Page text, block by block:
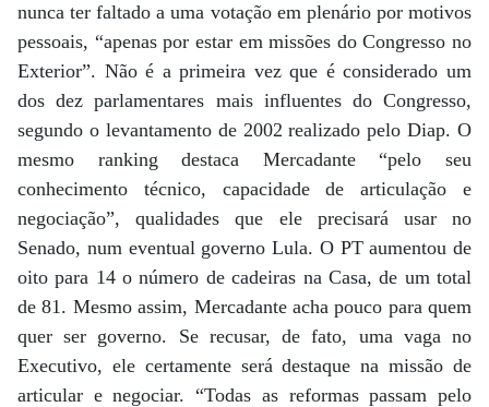
nunca ter faltado a uma votação em plenário por motivos
pessoais, “apenas por estar em missões do Congresso no
Exterior”. Não é a primeira vez que é considerado um
dos dez parlamentares mais influentes do Congresso,
segundo o levantamento de 2002 realizado pelo Diap. O
mesmo ranking destaca Mercadante “pelo seu
conhecimento técnico, capacidade de articulação e
negociação”, qualidades que ele precisará usar no
Senado, num eventual governo Lula. O PT aumentou de
oito para 14 o número de cadeiras na Casa, de um total
de 81. Mesmo assim, Mercadante acha pouco para quem
quer ser governo. Se recusar, de fato, uma vaga no
Executivo, ele certamente será destaque na missão de
articular e negociar. “Todas as reformas passam pelo